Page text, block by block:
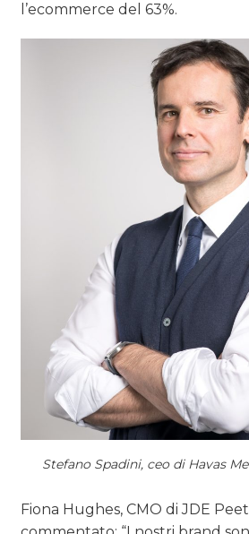
l’ecommerce del 63%.
Stefano Spadini, ceo di Havas
Fiona Hughes, CMO di JDE